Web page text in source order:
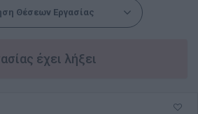
Θέσεων Εργασίας
έχει λήξει